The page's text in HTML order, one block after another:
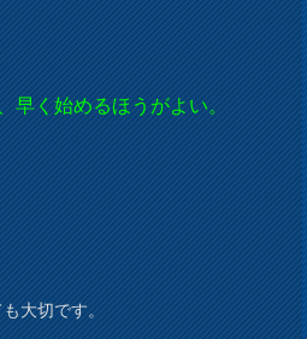
早く始めるほうがよい。
大切です。